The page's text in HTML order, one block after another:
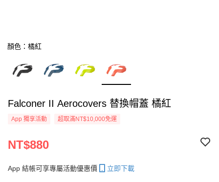
顏色：橘紅
Falconer II Aerocovers 替換帽蓋 橘紅
App 獨享活動 超取滿NT$10,000免運
NT$880
App 結帳可享專屬活動優惠價 立即下載